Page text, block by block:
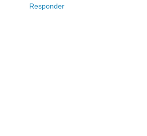
Responder